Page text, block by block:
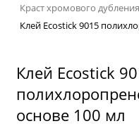
Краст хромового дубления
Клей Ecostick 9015
Клей Ecostick
основе 100 мл